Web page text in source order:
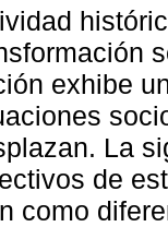
exhibe
La
de
como